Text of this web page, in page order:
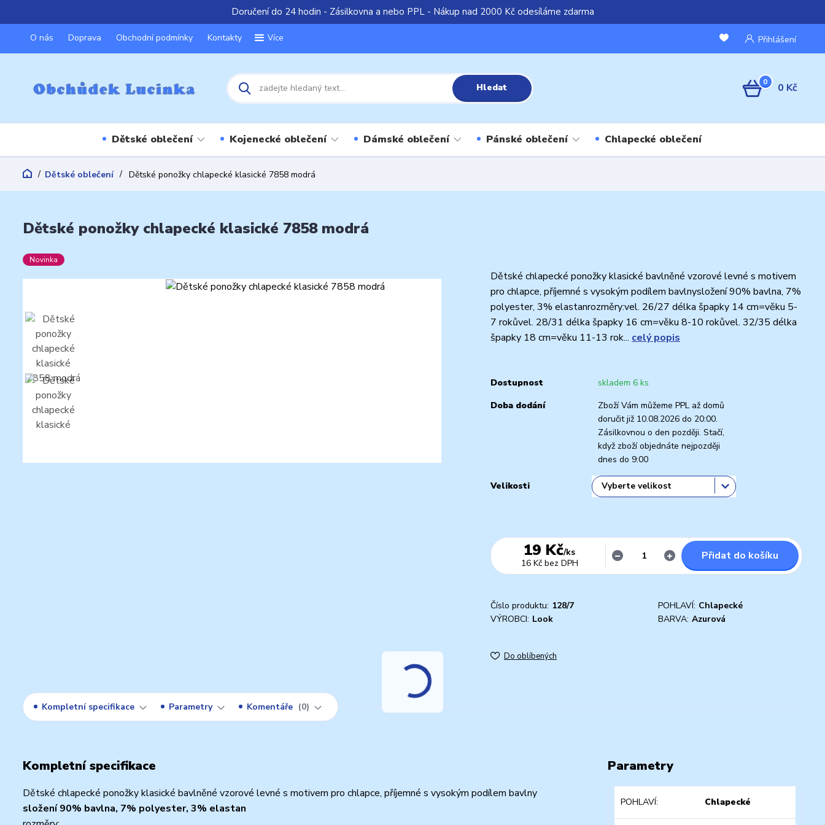
Doručení do 24 hodin - Zásilkovna a nebo PPL - Nákup nad 2000 Kč odesíláme zdarma
O nás Doprava Obchodní podmínky Kontakty Více Přihlášení
Hledat 0 0 Kč
Dětské oblečení Kojenecké oblečení Dámské oblečení Pánské oblečení Chlapecké oblečení
Dětské oblečení Dětské ponožky chlapecké klasické 7858 modrá
Dětské ponožky chlapecké klasické 7858 modrá
Novinka
Dětské chlapecké ponožky klasické bavlněné vzorové levné s motivem
pro chlapce, příjemné s vysokým podílem bavlnysložení 90% bavlna, 7%
polyester, 3% elastanrozměry:vel. 26/27 délka špapky 14 cm=věku 5-
7 rokůvel. 28/31 délka špapky 16 cm=věku 8-10 rokůvel. 32/35 délka
špapky 18 cm=věku 11-13 rok... celý popis
Dostupnost
skladem 6 ks
Doba dodání
Zboží Vám můžeme PPL až domů
doručit již 10.08.2026 do 20:00.
Zásilkovnou o den později. Stačí,
když zboží objednáte nejpozději
dnes do 9:00
Velikosti
19 Kč/ks
16 Kč bez DPH
Přidat do košíku
Číslo produktu: 128/7 POHLAVÍ: Chlapecké
VÝROBCI: Look BARVA: Azurová
Do oblíbených
Kompletní specifikace Parametry Komentáře 0
Kompletní specifikace
Dětské chlapecké ponožky klasické bavlněné vzorové levné s motivem pro chlapce, příjemné s vysokým podílem bavlny
složení 90% bavlna, 7% polyester, 3% elastan
Parametry
POHLAVÍ Chlapecké